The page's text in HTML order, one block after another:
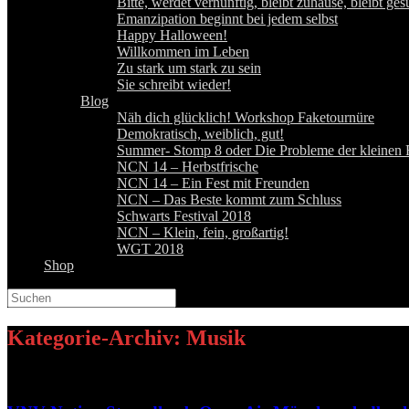
Emanzipation beginnt bei jedem selbst
Happy Halloween!
Willkommen im Leben
Zu stark um stark zu sein
Sie schreibt wieder!
Blog
Näh dich glücklich! Workshop Faketournüre
Demokratisch, weiblich, gut!
Summer- Stomp 8 oder Die Probleme der kleinen
NCN 14 – Herbstfrische
NCN 14 – Ein Fest mit Freunden
NCN – Das Beste kommt zum Schluss
Schwarts Festival 2018
NCN – Klein, fein, großartig!
WGT 2018
Shop
Suchen
nach:
Kategorie-Archiv: Musik